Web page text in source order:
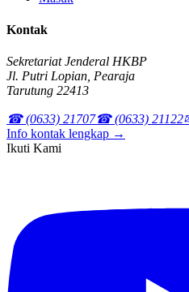
Kontak
Sekretariat Jenderal HKBP
Jl. Putri Lopian, Pearaja
Tarutung 22413
☎ (0633) 21707☎ (0633) 21122
Info kontak lengkap →
Ikuti Kami